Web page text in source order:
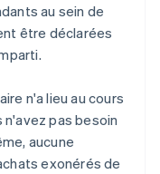
au sein de
être déclarées
n'a lieu au cours
pas besoin
aucune
exonérés de